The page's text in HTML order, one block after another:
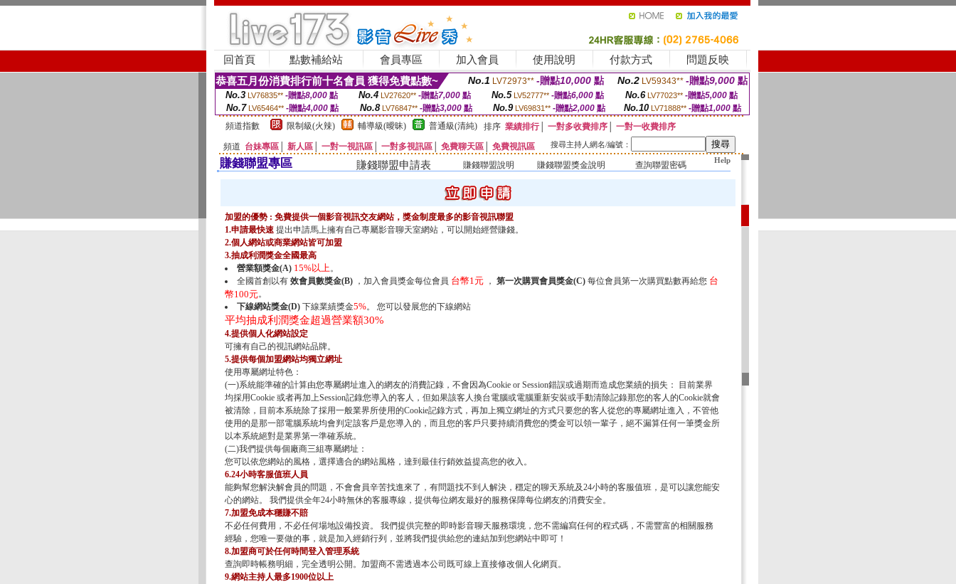
回首頁 點數補給站 會員專區 加入會員 使用說明 付款方式 問題反映
恭喜五月份消費排行前十名會員 獲得免費點數~ No.1 LV72973** -贈點10,000點 No.2 LV59343** -贈點9,000點
No.3 LV76835** -贈點8,000 點 No.4 LV27620** -贈點7,000 點 No.5 LV52777** -贈點6,000 點 No.6 LV77023** -贈點5,000 點
No.7 LV65464** -贈點4,000點 No.8 LV76847** -贈點3,000點 No.9 LV69831** -贈點2,000 點 No.10 LV71888** -贈點1,000點
頻道指數
限制級(火辣) 輔導級(曖昧) 普通級(清純) 排序 業績排行│ 一對多收費排序│ 一對一收費排序
頻道 台妹專區│ 新人區│ 一對一視訊區│ 一對多視訊區│ 免費聊天區│ 免費視訊區 搜尋主持人網名/編號：
賺錢聯盟專區 賺錢聯盟申請表 賺錢聯盟說明 賺錢聯盟獎金說明 查詢聯盟密碼 Help
加盟的優勢 : 免費提供一個影音視訊交友網站，獎金制度最多的影音視訊聯盟
1.申請最快速 提出申請馬上擁有自己專屬影音聊天室網站，可以開始經營賺錢。
2.個人網站或商業網站皆可加盟
3.抽成利潤獎金全國最高
營業額獎金(A) 15%以上。
全國首創以有 效會員數獎金(B) ，加入會員獎金每位會員 台幣1元 ， 第一次購買會員獎金(C) 每位會員第一次購買點數再給您 台
幣100元。
下線網站獎金(D) 下線業績獎金5%。 您可以發展您的下線網站
平均抽成利潤獎金超過營業額30%
4.提供個人化網站設定
可擁有自己的視訊網站品牌。
5.提供每個加盟網站均獨立網址
使用專屬網址特色：
(一)系統能準確的計算由您專屬網址進入的網友的消費記錄，不會因為Cookie or Session錯誤或過期而造成您業績的損失： 目前業界
均採用Cookie 或者再加上Session記錄您導入的客人，但如果該客人換台電腦或電腦重新安裝或手動清除記錄那您的客人的Cookie就會
被清除，目前本系統除了採用一般業界所使用的Cookie記錄方式，再加上獨立網址的方式只要您的客人從您的專屬網址進入，不管他
使用的是那一部電腦系統均會判定該客戶是您導入的，而且您的客戶只要持續消費您的獎金可以領一輩子，絕不漏算任何一筆獎金所
以本系統絕對是業界第一準確系統。
(二)我們提供每個廠商三組專屬網址：
您可以依您網站的風格，選擇適合的網站風格，達到最佳行銷效益提高您的收入。
6.24小時客服值班人員
能夠幫您解決解會員的問題，不會會員辛苦找進來了，有問題找不到人解決，穩定的聊天系統及24小時的客服值班，是可以讓您能安
心的網站。 我們提供全年24小時無休的客服專線，提供每位網友最好的服務保障每位網友的消費安全。
7.加盟免成本穩賺不賠
不必任何費用，不必任何場地設備投資。 我們提供完整的即時影音聊天服務環境，您不需編寫任何的程式碼，不需豐富的相關服務
經驗，您唯一要做的事，就是加入經銷行列，並將我們提供給您的連結加到您網站中即可！
8.加盟商可於任何時間登入管理系統
查詢即時帳務明細，完全透明公開。加盟商不需透過本公司既可線上直接修改個人化網頁。
9.網站主持人最多1900位以上